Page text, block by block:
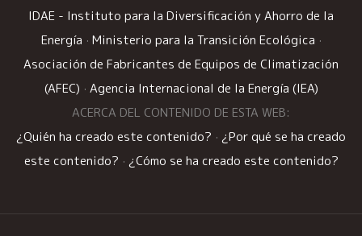
IDAE - Instituto para la Diversificación y Ahorro de la
Energía · Ministerio para la Transición Ecológica ·
Asociación de Fabricantes de Equipos de Climatización
(AFEC) · Agencia Internacional de la Energía (IEA)
ACERCA DEL CONTENIDO DE ESTA WEB:
¿Quién ha creado este contenido? · ¿Por qué se ha creado
este contenido? · ¿Cómo se ha creado este contenido?